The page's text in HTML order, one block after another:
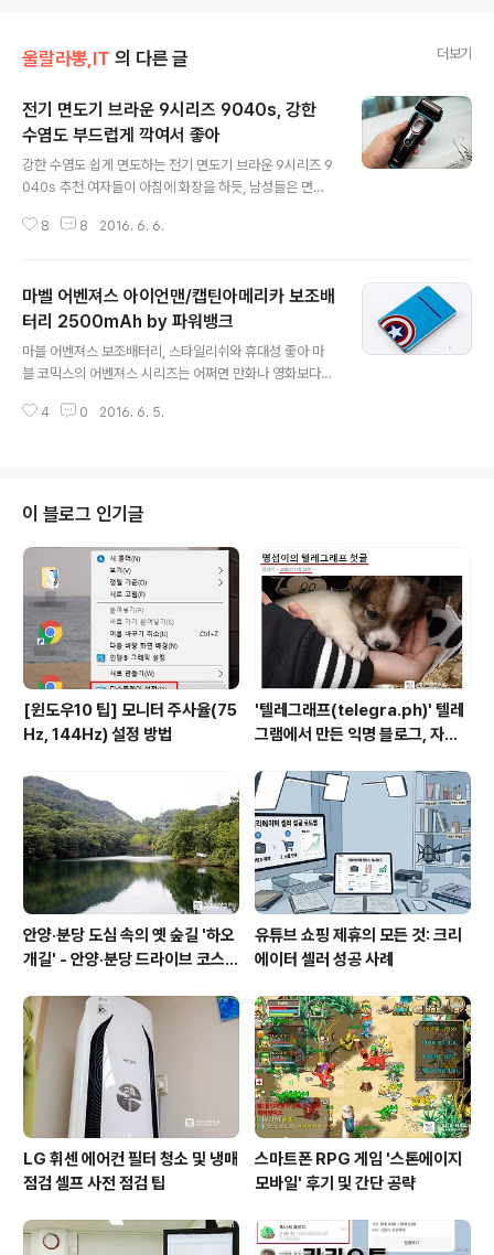
울랄라뽕,IT 의 다른 글 더보기
전기 면도기 브라운 9시리즈 9040s, 강한
수염도 부드럽게 깍여서 좋아
강한 수염도 쉽게 면도하는 전기 면도기 브라운 9시리즈 9
040s 추천 여자들이 아침에 화장을 하듯, 남성들은 면도
지만, 나처럼 강하고 뻣뻣한 수염이 얼굴에 빼곡히 나는 분
하는 분들도 있지만 휴대할수도 있고 빠르고 간편하게 면
도하기 위해 전기면도기를 선호하는 분들도 많다. 나도 전
기면도기를 선호하여 거의 처음 면도할때부터 전기면도기
를 사용해왔다. 전기면도기는 브라운과 필립스가 양대산맥
처럼 형성되어 있다. 두 브랜드는 차이가 명확한 차이가 있
다. 브라운 면도기는 날 구성이 직선의 형태로 되어 있어서
8 8 2016. 6. 6.
마벨 어벤져스 아이언맨/캡틴아메리카 보조배
터리 2500mAh by 파워뱅크
마블 어벤져스 보조배터리, 스타일리쉬와 휴대성 좋아 마
블 코믹스의 어벤져스 시리즈는 어쩌면 만화나 영화보다
는 듯 하다. 스마트폰, 자동차, 가방, 악세사리 등 다양한 분
는 지난 2월 출시되었으며, 어벤져스 디지인다운 강렬하면
서도 간결한 면이 강조된 디자인이 인상적이다. 9.7x6.5c
m 사이즈에 0.8cm 두께로 휴대성에 촞점을 맞춘 듯 하다.
무게는 61g으로 매우 가볍다. 2,500mAh 용량으로 스마
트폰을 한번 정도 충전할 수 있는 용량을 제공하고, 대부분
의 스마트폰에서 사용하는 ..
4 0 2016. 6. 5.
이 블로그 인기글
[윈도우10 팁] 모니터 주사율(75
Hz, 144Hz) 설정 방법
'텔레그래프(telegra.ph)' 텔레
그램에서 만든 익명 블로그, 자유
안양·분당 도심 속의 옛 숲길 '하오
개길' - 안양·분당 드라이브 코스
유튜브 쇼핑 제휴의 모든 것: 크리
에이터 셀러 성공 사례
LG 휘센 에어컨 필터 청소 및 냉매
점검 셀프 사전 점검 팁
스마트폰 RPG 게임 '스톤에이지
모바일' 후기 및 간단 공략